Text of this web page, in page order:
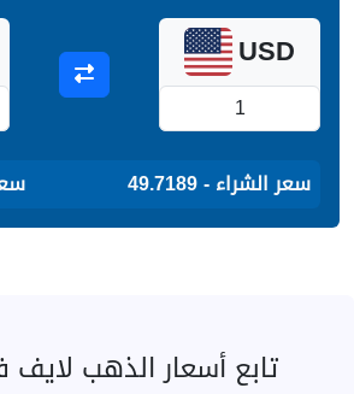
USD
سعر الشراء - 49.7189 سعر
تابع أسعار الذهب